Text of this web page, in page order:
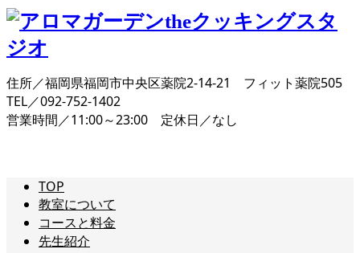
住所／福岡県福岡市中央区薬院2-14-21 フィット薬院505
TEL／092-752-1402
営業時間／11:00～23:00 定休日／なし
TOP
教室について
コースと料金
先生紹介